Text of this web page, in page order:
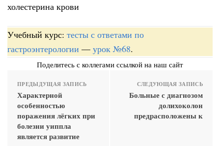
холестерина крови
Учебный курс: тесты с ответами по
гастроэнтерологии — урок №68.
Поделитесь с коллегами ссылкой на наш сайт
ПРЕДЫДУЩАЯ ЗАПИСЬ
Характерной
особенностью
поражения лёгких при
болезни уиппла
является развитие
СЛЕДУЮЩАЯ ЗАПИСЬ
Больные с диагнозом
долихоколон
предрасположены к